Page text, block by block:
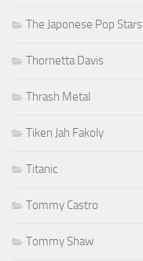
The Japonese Pop Stars
Thornetta Davis
Thrash Metal
Tiken Jah Fakoly
Titanic
Tommy Castro
Tommy Shaw